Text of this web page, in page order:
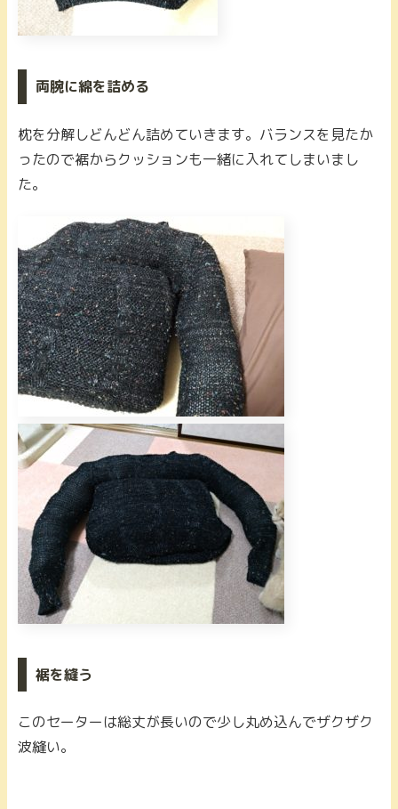
両腕に綿を詰める
枕を分解しどんどん詰めていきます。バランスを見たか
ったので裾からクッションも一緒に入れてしまいまし
た。
裾を縫う
このセーターは総丈が長いので少し丸め込んでザクザク
波縫い。